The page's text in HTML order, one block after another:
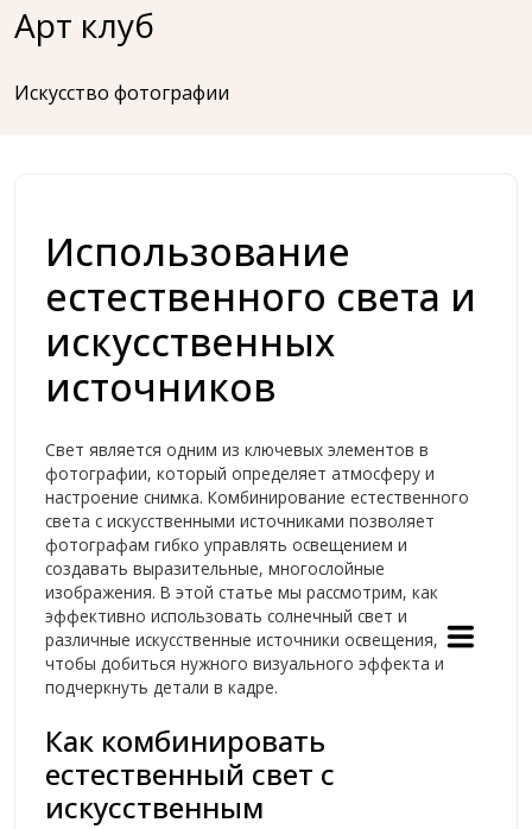
Перейти
к
Арт клуб
Искусство фотографии
Использование
естественного света и
искусственных
источников
Свет является одним из ключевых элементов в
фотографии, который определяет атмосферу и
настроение снимка. Комбинирование естественного
света с искусственными источниками позволяет
фотографам гибко управлять освещением и
создавать выразительные, многослойные
изображения. В этой статье мы рассмотрим, как
эффективно использовать солнечный свет и
различные искусственные источники освещения,
чтобы добиться нужного визуального эффекта и
подчеркнуть детали в кадре.
Как комбинировать
естественный свет с
искусственным